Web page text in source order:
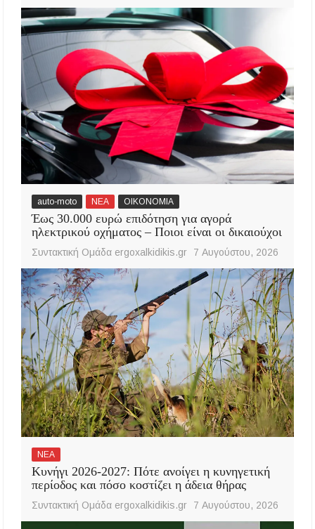
auto-moto ΝΕΑ ΟΙΚΟΝΟΜΙΑ
Έως 30.000 ευρώ επιδότηση για αγορά
ηλεκτρικού οχήματος – Ποιοι είναι οι δικαιούχοι
Συντακτική Ομάδα ergoxalkidikis.gr 7 Αυγούστου, 2026
ΝΕΑ
Κυνήγι 2026-2027: Πότε ανοίγει η κυνηγετική
περίοδος και πόσο κοστίζει η άδεια θήρας
Συντακτική Ομάδα ergoxalkidikis.gr 7 Αυγούστου, 2026